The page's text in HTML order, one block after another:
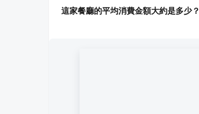
這家餐廳的平均消費金額大約是多少？